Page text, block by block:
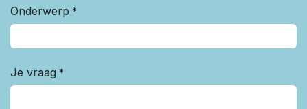
Onderwerp *
Je vraag *